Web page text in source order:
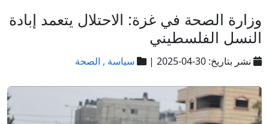
وزارة الصحة في غزة: الاحتلال يتعمد إبادة
النسل الفلسطيني
نشر بتاريخ: 30-04-2025 | سياسة , الصحة